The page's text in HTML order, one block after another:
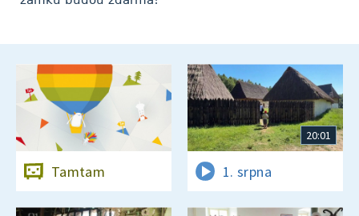
Tamtam
20:01
1. srpna